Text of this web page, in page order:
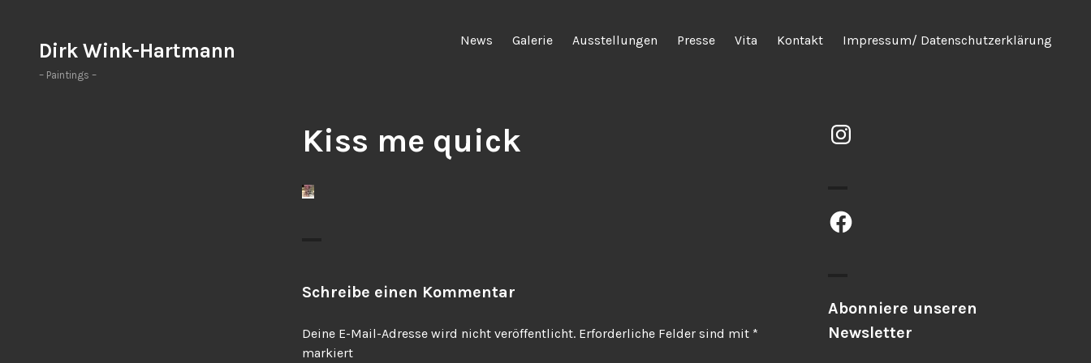
springen
Dirk Wink-Hartmann
– Paintings –
News Galerie Ausstellungen Presse Vita Kontakt Impressum/ Datenschutzerklärung
Kiss me quick
Schreibe einen Kommentar
Deine E-Mail-Adresse wird nicht veröffentlicht. Erforderliche Felder sind mit *
markiert
Instagram
Facebook
Abonniere unseren
Newsletter